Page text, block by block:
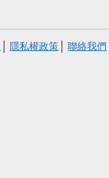
隱私權政策 聯絡我們